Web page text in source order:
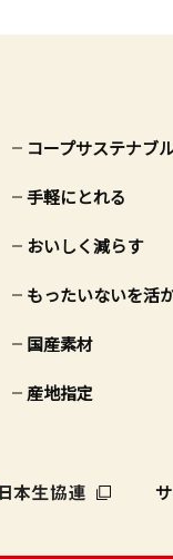
コープサステナブ
手軽にとれる
おいしく減らす
もったいないを活
国産素材
産地指定